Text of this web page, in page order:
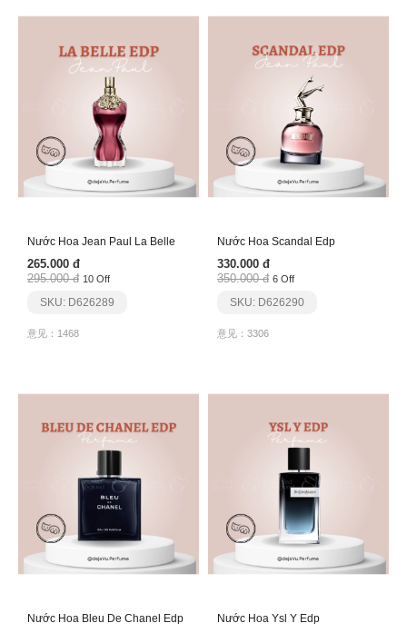
Nước Hoa Jean Paul La Belle
265.000 đ
295.000 đ 10 Off
SKU: D626289
意见：1468
Nước Hoa Scandal Edp
330.000 đ
350.000 đ 6 Off
SKU: D626290
意见：3306
Nước Hoa Bleu De Chanel Edp Nước Hoa Ysl Y Edp